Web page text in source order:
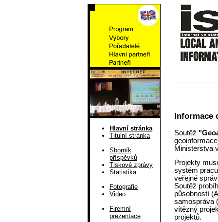
Hlavní stránka
Titulní stránka
Sborník
příspěvků
Tiskové zprávy
Statistika
Fotografie
Video
Firemní
prezentace
Informace
Soutěž
Ministerstva
Projekty
systém
veřejné
Soutěž
působností
samospráva
vítězný
projektů.